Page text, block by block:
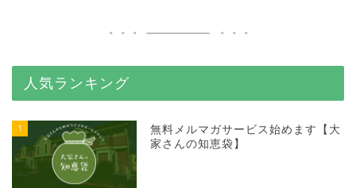
人気ランキング
1
無料メルマガサービス始めます【大
家さんの知恵袋】